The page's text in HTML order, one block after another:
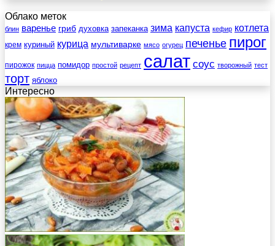
Облако меток
блин варенье гриб духовка запеканка зима капуста кефир котлета
крем куриный курица мультиварке мясо огурец печенье пирог
пирожок пицца помидор простой рецепт салат соус творожный тест
торт яблоко
Интересно